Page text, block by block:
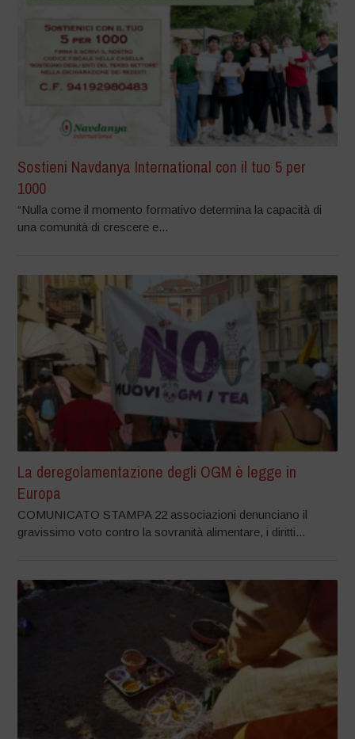
Sostieni Navdanya International con il tuo 5 per
1000
“Nulla come il momento formativo determina la capacità di
una comunità di crescere e...
La deregolamentazione degli OGM è legge in
Europa
COMUNICATO STAMPA 22 associazioni denunciano il
gravissimo voto contro la sovranità alimentare, i diritti...